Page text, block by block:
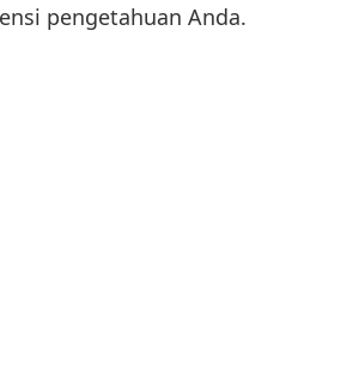
pengetahuan Anda.